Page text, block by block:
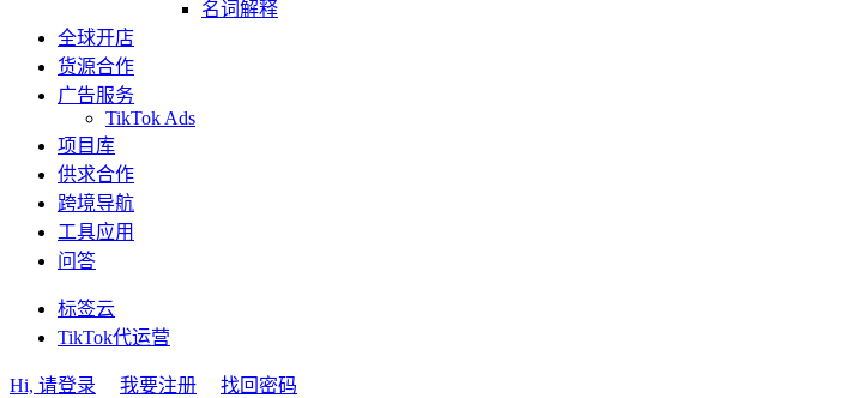
名词解释
全球开店
货源合作
广告服务
TikTok Ads
项目库
供求合作
跨境导航
工具应用
问答
标签云
TikTok代运营
Hi, 请登录 我要注册
找回密码